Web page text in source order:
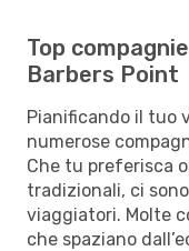
Top
Barbers Point
Pianificando il tuo
numerose
Che tu preferisca
tradizionali, ci
viaggiatori. Molte
che spaziano